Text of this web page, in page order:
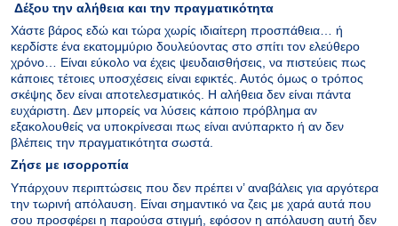
Δέξου την αλήθεια και την πραγματικότητα
Χάστε βάρος εδώ και τώρα χωρίς ιδιαίτερη προσπάθεια… ή
κερδίστε ένα εκατομμύριο δουλεύοντας στο σπίτι τον ελεύθερο
χρόνο… Είναι εύκολο να έχεις ψευδαισθήσεις, να πιστεύεις πως
κάποιες τέτοιες υποσχέσεις είναι εφικτές. Αυτός όμως ο τρόπος
σκέψης δεν είναι αποτελεσματικός. Η αλήθεια δεν είναι πάντα
ευχάριστη. Δεν μπορείς να λύσεις κάποιο πρόβλημα αν
εξακολουθείς να υποκρίνεσαι πως είναι ανύπαρκτο ή αν δεν
βλέπεις την πραγματικότητα σωστά.
Ζήσε με ισορροπία
Υπάρχουν περιπτώσεις που δεν πρέπει ν’ αναβάλεις για αργότερα
την τωρινή απόλαυση. Είναι σημαντικό να ζεις με χαρά αυτά που
σου προσφέρει η παρούσα στιγμή, εφόσον η απόλαυση αυτή δεν